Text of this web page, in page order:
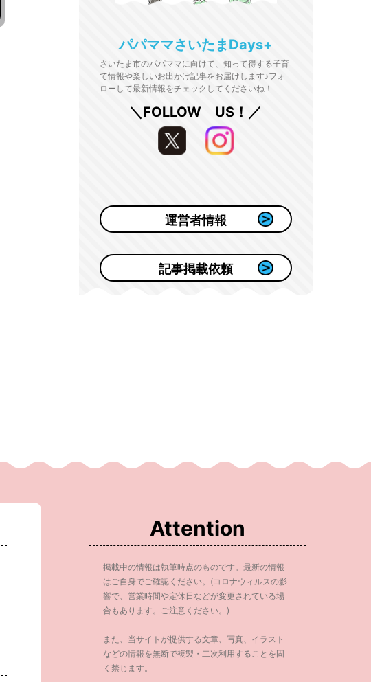
パパママさいたまDays+
さいたま市のパパママに向けて、知って得する子育
て情報や楽しいお出かけ記事をお届けします♪フォ
ローして最新情報をチェックしてくださいね！
＼FOLLOW US！／
運営者情報
記事掲載依頼
Attention
掲載中の情報は執筆時点のものです。最新の情報
はご自身でご確認ください。(コロナウィルスの影
響で、営業時間や定休日などが変更されている場
合もあります。ご注意ください。)
また、当サイトが提供する文章、写真、イラスト
などの情報を無断で複製・二次利用することを固
く禁じます。